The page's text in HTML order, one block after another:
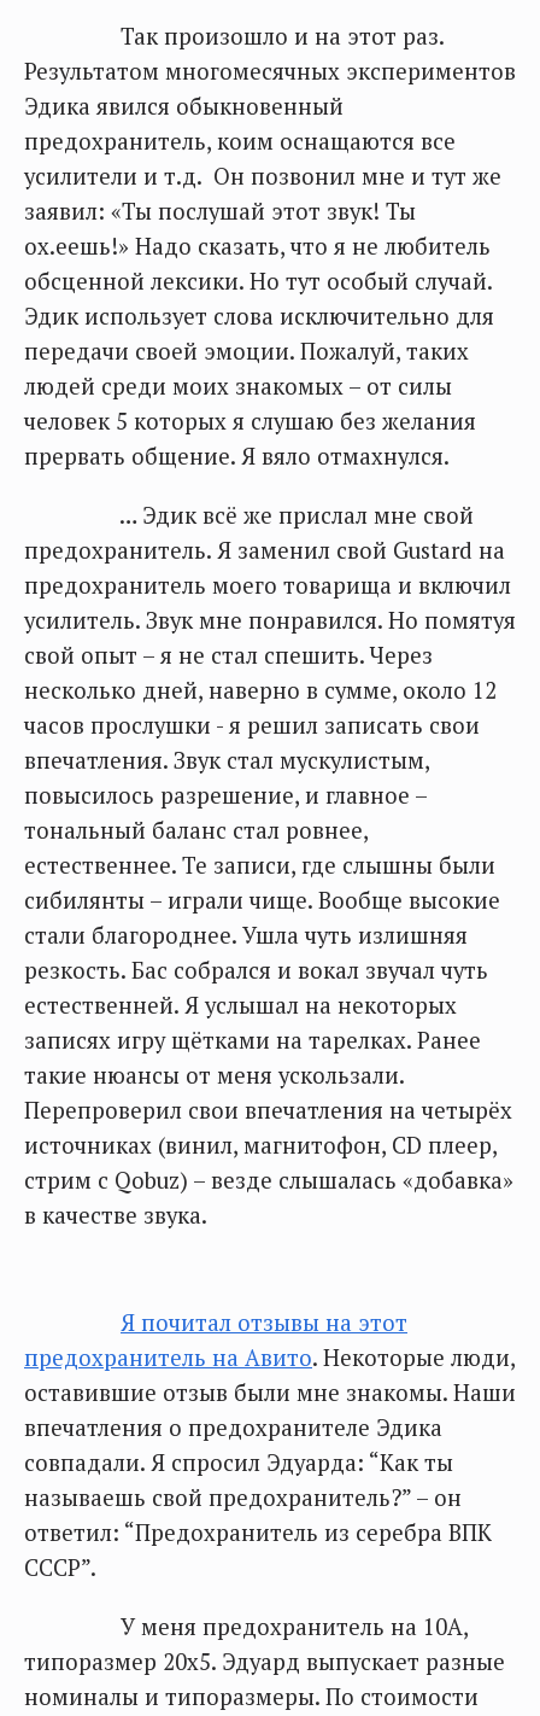
Так произошло и на этот раз.
Результатом многомесячных экспериментов
Эдика явился обыкновенный
предохранитель, коим оснащаются все
усилители и т.д. Он позвонил мне и тут же
заявил: «Ты послушай этот звук! Ты
ох.еешь!» Надо сказать, что я не любитель
обсценной лексики. Но тут особый случай.
Эдик использует слова исключительно для
передачи своей эмоции. Пожалуй, таких
людей среди моих знакомых – от силы
человек 5 которых я слушаю без желания
прервать общение. Я вяло отмахнулся.
… Эдик всё же прислал мне свой
предохранитель. Я заменил свой Gustard на
предохранитель моего товарища и включил
усилитель. Звук мне понравился. Но помятуя
свой опыт – я не стал спешить. Через
несколько дней, наверно в сумме, около 12
часов прослушки - я решил записать свои
впечатления. Звук стал мускулистым,
повысилось разрешение, и главное –
тональный баланс стал ровнее,
естественнее. Те записи, где слышны были
сибилянты – играли чище. Вообще высокие
стали благороднее. Ушла чуть излишняя
резкость. Бас собрался и вокал звучал чуть
естественней. Я услышал на некоторых
записях игру щётками на тарелках. Ранее
такие нюансы от меня ускользали.
Перепроверил свои впечатления на четырёх
источниках (винил, магнитофон, CD плеер,
стрим с Qobuz) – везде слышалась «добавка»
в качестве звука.
Я почитал отзывы на этот
предохранитель на Авито. Некоторые люди,
оставившие отзыв были мне знакомы. Наши
впечатления о предохранителе Эдика
совпадали. Я спросил Эдуарда: “Как ты
называешь свой предохранитель?” – он
ответил: “Предохранитель из серебра ВПК
СССР”.
У меня предохранитель на 10А,
типоразмер 20х5. Эдуард выпускает разные
номиналы и типоразмеры. По стоимости